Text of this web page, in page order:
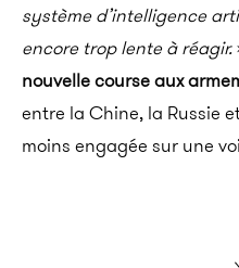
système d’intelligence
encore trop lente à réagir.
nouvelle course aux
entre la Chine, la Russie
moins engagée sur une